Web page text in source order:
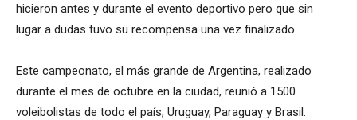
hicieron antes y durante el evento deportivo pero que sin
lugar a dudas tuvo su recompensa una vez finalizado.
Este campeonato, el más grande de Argentina, realizado
durante el mes de octubre en la ciudad, reunió a 1500
voleibolistas de todo el país, Uruguay, Paraguay y Brasil.